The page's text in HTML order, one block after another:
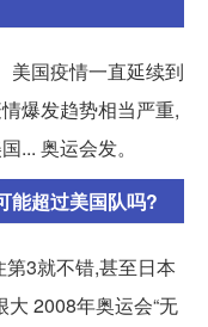
美国疫情一直延续到
爆发趋势相当严重,
... 奥运会发。
能超过美国队吗?
3就不错,甚至日本
2008年奥运会“无